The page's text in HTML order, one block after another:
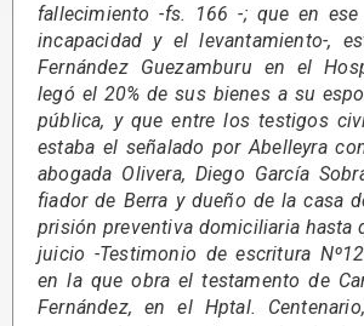
fallecimiento -fs. 166 -; que en
incapacidad y el levantamiento-,
Fernández Guezamburu en el
legó el 20% de sus bienes a su
pública, y que entre los testigos
estaba el señalado por Abelleyra
abogada Olivera, Diego García
fiador de Berra y dueño de la casa
prisión preventiva domiciliaria hasta
juicio -Testimonio de escritura
en la que obra el testamento de
Fernández, en el Hptal.